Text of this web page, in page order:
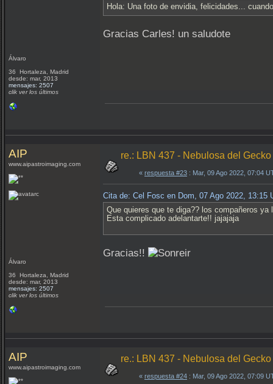
Álvaro
36 Hortaleza, Madrid
desde: mar, 2013
mensajes: 2507
clik ver los últimos
Hola: Una foto de envidia, felicidades...
Gracias Carles! un saludote
AIP
www.aipastroimaging.com
Álvaro
36 Hortaleza, Madrid
desde: mar, 2013
mensajes: 2507
clik ver los últimos
re.: LBN 437 - Nebulosa del Gecko
« respuesta #23 : Mar, 09 Ago 2022, 07:04
Cita de: Cel Fosc en Dom, 07 Ago 2022, 13:15
Que quieres que te diga?? los compañeros
Esta complicado adelantarte!! jajajaja
Gracias!!
AIP
www.aipastroimaging.com
re.: LBN 437 - Nebulosa del Gecko
« respuesta #24 : Mar, 09 Ago 2022, 07:09